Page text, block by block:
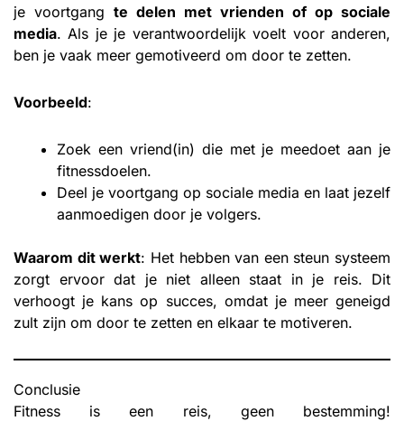
je voortgang te delen met vrienden of op sociale
media. Als je je verantwoordelijk voelt voor anderen,
ben je vaak meer gemotiveerd om door te zetten.
Voorbeeld:
Zoek een vriend(in) die met je meedoet aan je
fitnessdoelen.
Deel je voortgang op sociale media en laat jezelf
aanmoedigen door je volgers.
Waarom dit werkt: Het hebben van een steun systeem
zorgt ervoor dat je niet alleen staat in je reis. Dit
verhoogt je kans op succes, omdat je meer geneigd
zult zijn om door te zetten en elkaar te motiveren.
Conclusie
Fitness is een reis, geen bestemming!